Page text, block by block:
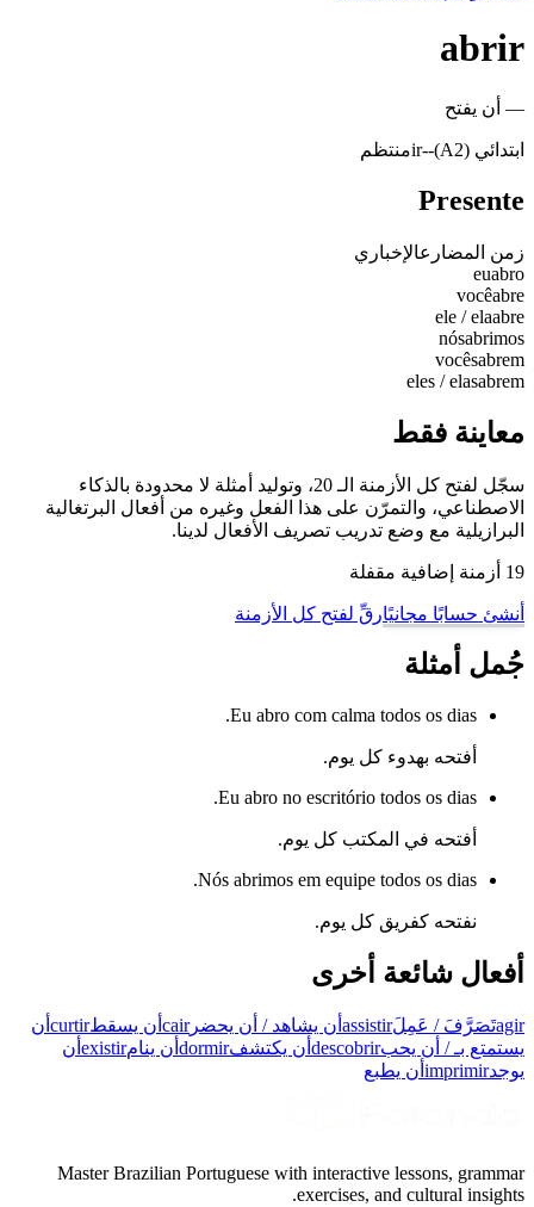
abrir
— أن يفتح
ابتدائي (A2) -
-ir منتظم
Presente
زمن المضارعالإخباري
euabro
vocêabre
ele / elaabre
nósabrimos
vocêsabrem
eles / elasabrem
معاينة فقط
سجّل لفتح كل الأزمنة الـ 20، وتوليد أمثلة لا محدودة بالذكاء
الاصطناعي، والتمرّن على هذا الفعل وغيره من أفعال البرتغالية
البرازيلية مع وضع تدريب تصريف الأفعال لدينا.
19 أزمنة إضافية مقفلة
أنشئ حسابًا مجانيًارقِّ لفتح كل الأزمنة
جُمل أمثلة
Eu abro com calma todos os dias.
أفتحه بهدوء كل يوم.
Eu abro no escritório todos os dias.
أفتحه في المكتب كل يوم.
Nós abrimos em equipe todos os dias.
نفتحه كفريق كل يوم.
أفعال شائعة أخرى
agirتَصَرَّفَ / عَمِلَassistir أن يشاهد / أن يحضرcair أن يسقطcurtir أن
يستمتع بـ / أن يحبdescobrir أن يكتشفdormir أن ينامexistir أن
يوجدimprimir أن يطبع
Master Brazilian Portuguese with interactive lessons, grammar
exercises, and cultural insights.